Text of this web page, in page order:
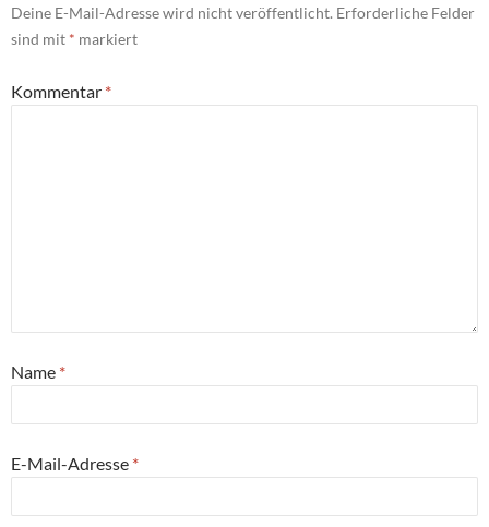
Deine E-Mail-Adresse wird nicht veröffentlicht. Erforderliche Felder
sind mit * markiert
Kommentar *
Name *
E-Mail-Adresse *